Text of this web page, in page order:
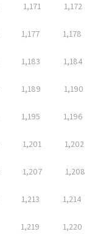
1,171 1,172
1,177 1,178
1,183 1,184
1,189 1,190
1,195 1,196
1,201 1,202
1,207 1,208
1,213 1,214
1,219 1,220